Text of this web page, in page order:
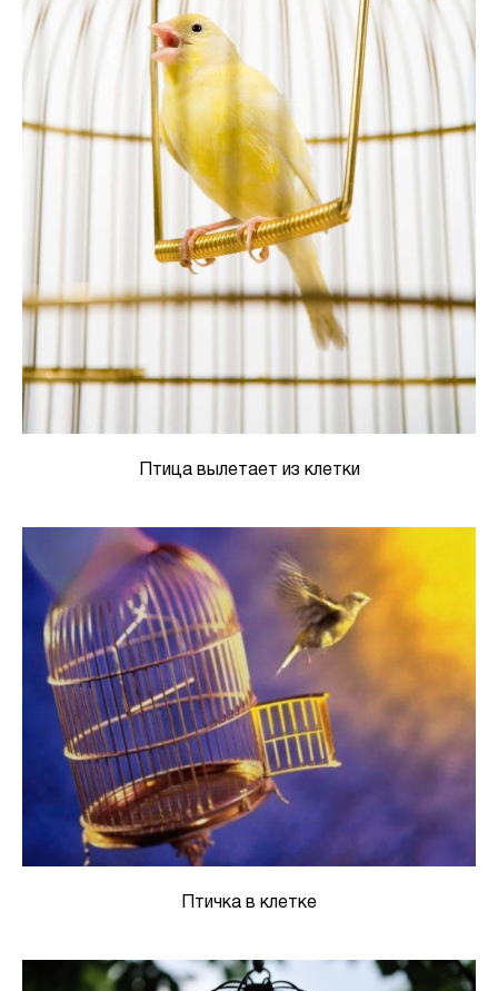
Птица вылетает из клетки
Птичка в клетке